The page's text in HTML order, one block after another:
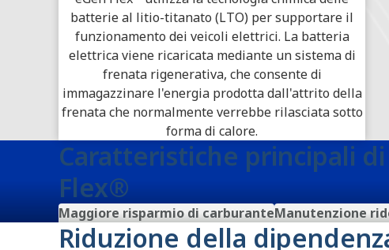
batterie al litio-titanato (LTO) per supportare il
funzionamento dei veicoli elettrici. La batteria
elettrica viene ricaricata mediante un sistema di
frenata rigenerativa, che consente di
immagazzinare l'energia prodotta dall'attrito della
frenata che normalmente verrebbe rilasciata sotto
forma di calore.
Caratteristiche principali
Flex®
Maggiore risparmio di carburanteManutenzione
Riduzione della